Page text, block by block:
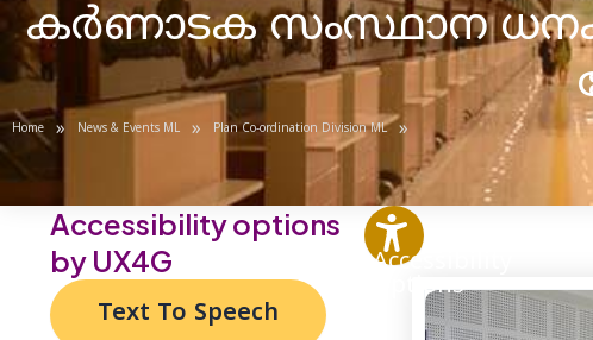
കർണാടക സംസ്ഥാന
Home » News & Events ML » Plan Co-ordination Division ML »
Accessibility options
by UX4G
Text To Speech
Accessibility
Options